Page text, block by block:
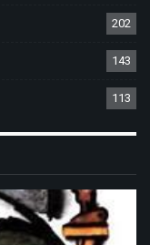
202
143
113